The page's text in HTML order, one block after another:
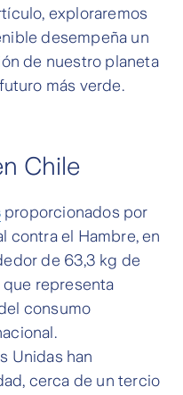
exploraremos
desempeña un
de nuestro planeta
más verde.
Chile
proporcionados por
contra el Hambre, en
de 63,3 kg de
que representa
consumo
Unidas han
cerca de un tercio